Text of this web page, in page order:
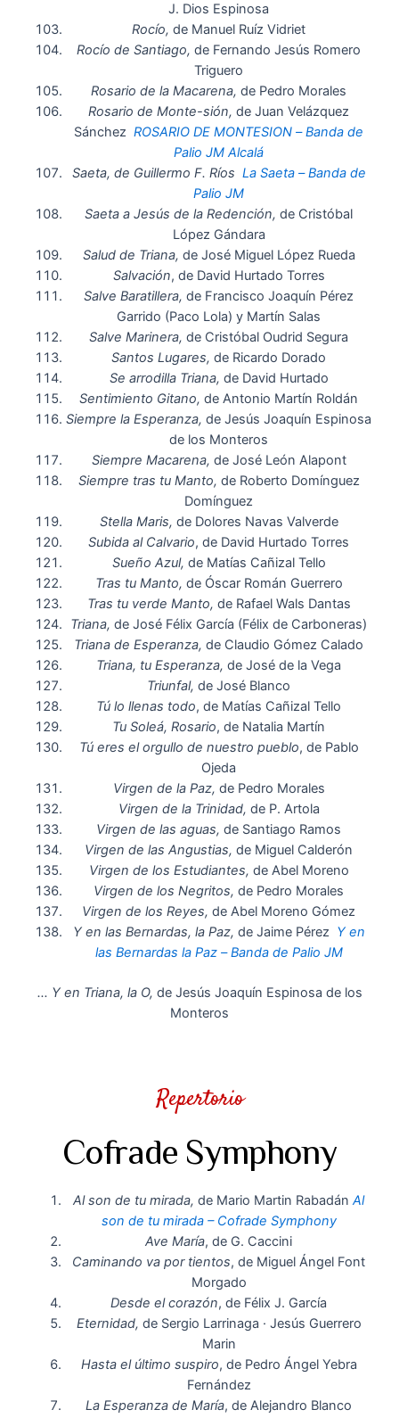
J. Dios Espinosa
Rocío, de Manuel Ruíz Vidriet
Rocío de Santiago, de Fernando Jesús Romero
Triguero
Rosario de la Macarena, de Pedro Morales
Rosario de Monte-sión, de Juan Velázquez
SánchezROSARIO DE MONTESION – Banda de
Palio JM Alcalá
Saeta, de Guillermo F. Ríos La Saeta – Banda de
Palio JM
Saeta a Jesús de la Redención, de Cristóbal
López Gándara
Salud de Triana, de José Miguel López Rueda
Salvación, de David Hurtado Torres
Salve Baratillera, de Francisco Joaquín Pérez
Garrido (Paco Lola) y Martín Salas
Salve Marinera, de Cristóbal Oudrid Segura
Santos Lugares, de Ricardo Dorado
Se arrodilla Triana, de David Hurtado
Sentimiento Gitano, de Antonio Martín Roldán
Siempre la Esperanza, de Jesús Joaquín Espinosa
de los Monteros
Siempre Macarena, de José León Alapont
Siempre tras tu Manto, de Roberto Domínguez
Domínguez
Stella Maris, de Dolores Navas Valverde
Subida al Calvario, de David Hurtado Torres
Sueño Azul, de Matías Cañizal Tello
Tras tu Manto, de Óscar Román Guerrero
Tras tu verde Manto, de Rafael Wals Dantas
Triana, de José Félix García (Félix de Carboneras)
Triana de Esperanza, de Claudio Gómez Calado
Triana, tu Esperanza, de José de la Vega
Triunfal, de José Blanco
Tú lo llenas todo, de Matías Cañizal Tello
Tu Soleá, Rosario, de Natalia Martín
Tú eres el orgullo de nuestro pueblo, de Pablo
Ojeda
Virgen de la Paz, de Pedro Morales
Virgen de la Trinidad, de P. Artola
Virgen de las aguas, de Santiago Ramos
Virgen de las Angustias, de Miguel Calderón
Virgen de los Estudiantes, de Abel Moreno
Virgen de los Negritos, de Pedro Morales
Virgen de los Reyes, de Abel Moreno Gómez
Y en las Bernardas, la Paz, de Jaime Pérez Y en
las Bernardas la Paz – Banda de Palio JM
… Y en Triana, la O, de Jesús Joaquín Espinosa de los
Monteros
Repertorio
Cofrade Symphony
Al son de tu mirada, de Mario Martin Rabadán Al
son de tu mirada – Cofrade Symphony
Ave María, de G. Caccini
Caminando va por tientos, de Miguel Ángel Font
Morgado
Desde el corazón, de Félix J. García
Eternidad, de Sergio Larrinaga · Jesús Guerrero
Marin
Hasta el último suspiro, de Pedro Ángel Yebra
Fernández
La Esperanza de María, de Alejandro Blanco